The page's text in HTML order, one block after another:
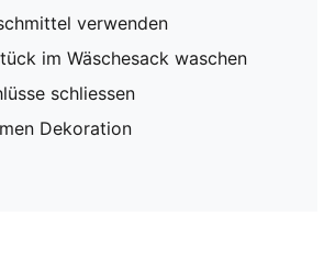
verwenden
im Wäschesack waschen
schliessen
Dekoration